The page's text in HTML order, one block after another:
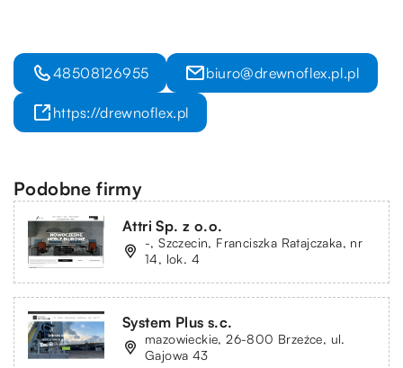
48508126955 biuro@drewnoflex.pl.pl
https://drewnoflex.pl
Podobne firmy
Attri Sp. z o.o.
-, Szczecin, Franciszka Ratajczaka, nr
14, lok. 4
System Plus s.c.
mazowieckie, 26-800 Brzeźce, ul.
Gajowa 43